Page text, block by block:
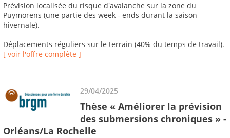
Prévision localisée du risque d'avalanche sur la zone du
Puymorens (une partie des week - ends durant la saison
hivernale).
Déplacements réguliers sur le terrain (40% du temps de travail).
[ voir l'offre complète ]
29/04/2025
Thèse « Améliorer la prévision
des submersions chroniques » -
Orléans/La Rochelle